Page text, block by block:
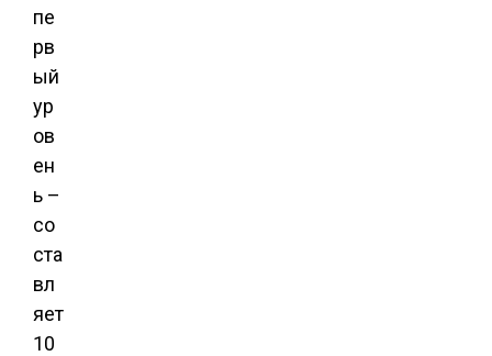
пе
рв
ый
ур
ов
ен
ь –
со
ста
вл
яет
10